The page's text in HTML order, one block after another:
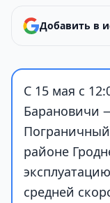
Добавить в
С 15 мая с
Барановичи
районе
средней